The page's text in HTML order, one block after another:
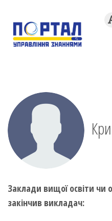
Заклади вищої освіти чи
закінчив викладач: